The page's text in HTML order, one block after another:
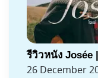
รีวิวหนัง Josée
26 December